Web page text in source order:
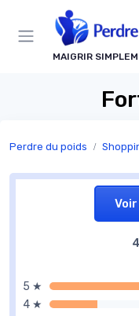
MAIGRIR
Perdre du poids
5 ★
4 ★
Panneau de gestion